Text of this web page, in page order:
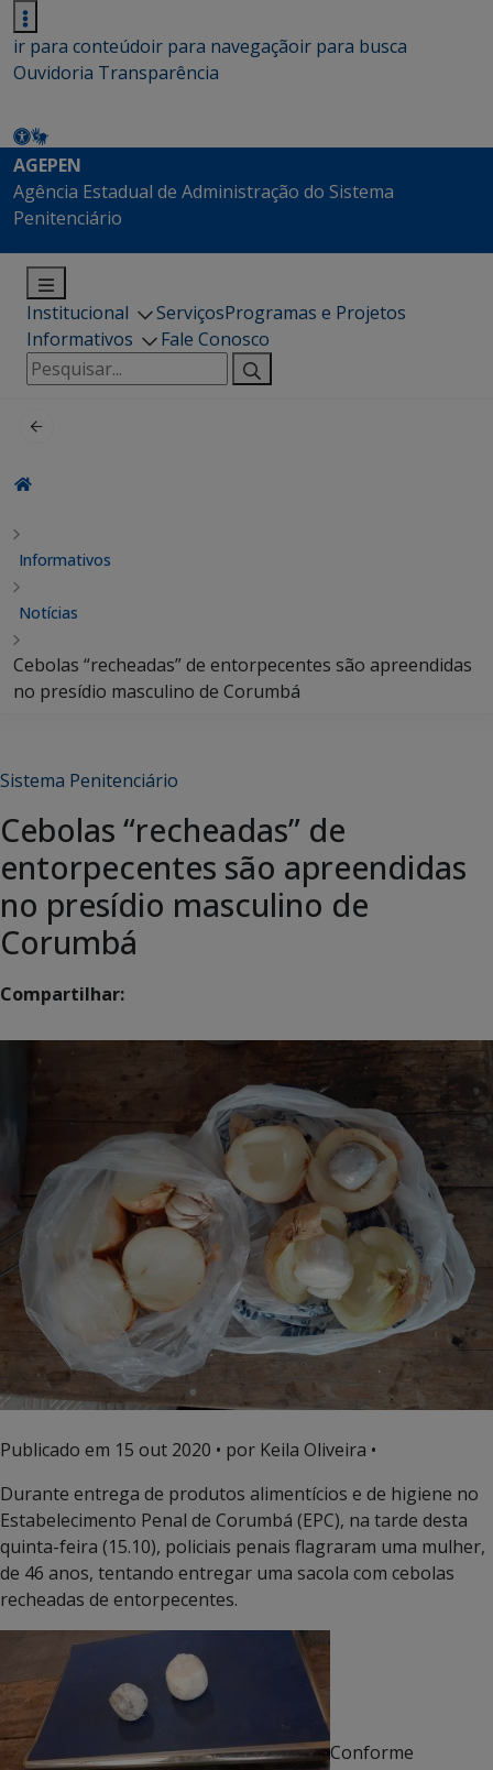
ir para conteúdoir para navegaçãoir para busca
Ouvidoria Transparência
AGEPEN
Agência Estadual de Administração do Sistema
Penitenciário
Institucional ServiçosProgramas e Projetos
Informativos
Fale Conosco
Pesquisar
por:
Informativos
Notícias
Cebolas “recheadas” de entorpecentes são apreendidas
no presídio masculino de Corumbá
Sistema Penitenciário
Cebolas “recheadas” de
entorpecentes são apreendidas
no presídio masculino de
Corumbá
Compartilhar:
Publicado em 15 out 2020 • por Keila Oliveira •
Durante entrega de produtos alimentícios e de higiene no
Estabelecimento Penal de Corumbá (EPC), na tarde desta
quinta-feira (15.10), policiais penais flagraram uma mulher,
de 46 anos, tentando entregar uma sacola com cebolas
recheadas de entorpecentes.
Conforme